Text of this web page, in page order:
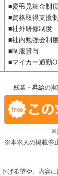
■慶弔見舞金制
■資格取得支援
■社外研修制度
■社内勉強会制
■制服貸与
■マイカー通勤
残業・昇給の
※
※本求人の掲載停
げ希望や、内容